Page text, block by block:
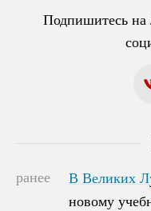
Подпишитесь
ранее
В Великих
новому
В Великих
новому